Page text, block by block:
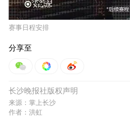
赛事日程安排
分享至
长沙晚报社版权声明
来源：掌上长沙
作者：洪虹